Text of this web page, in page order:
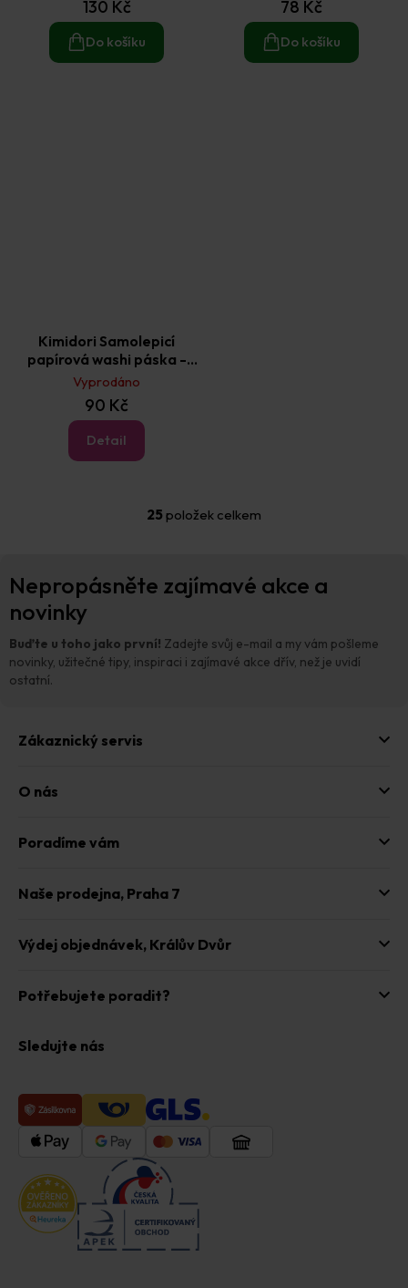
130 Kč
Do košíku
78 Kč
Do košíku
Kimidori Samolepicí
papírová washi páska -
palmy 1 ks
Vyprodáno
90 Kč
Detail
O
d
í
p
25 položek celkem
Nepropásněte zajímavé akce a
novinky
Buďte u toho jako první! Zadejte svůj e-mail a my vám pošleme
novinky, užitečné tipy, inspiraci i zajímavé akce dřív, než je uvidí
ostatní.
Zákaznický servis
O nás
Poradíme vám
Naše prodejna, Praha 7
Výdej objednávek, Králův Dvůr
Potřebujete poradit?
Sledujte nás